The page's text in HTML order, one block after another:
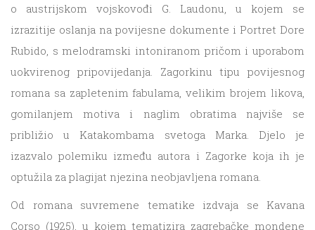
o austrijskom vojskovođi G. Laudonu, u kojem se
izrazitije oslanja na povijesne dokumente i Portret Dore
Rubido, s melodramski intoniranom pričom i uporabom
uokvirenog pripovijedanja. Zagorkinu tipu povijesnog
romana sa zapletenim fabulama, velikim brojem likova,
gomilanjem motiva i naglim obratima najviše se
približio u Katakombama svetoga Marka. Djelo je
izazvalo polemiku između autora i Zagorke koja ih je
optužila za plagijat njezina neobjavljena romana.
Od romana suvremene tematike izdvaja se Kavana
Corso (1925), u kojem tematizira zagrebačke mondene